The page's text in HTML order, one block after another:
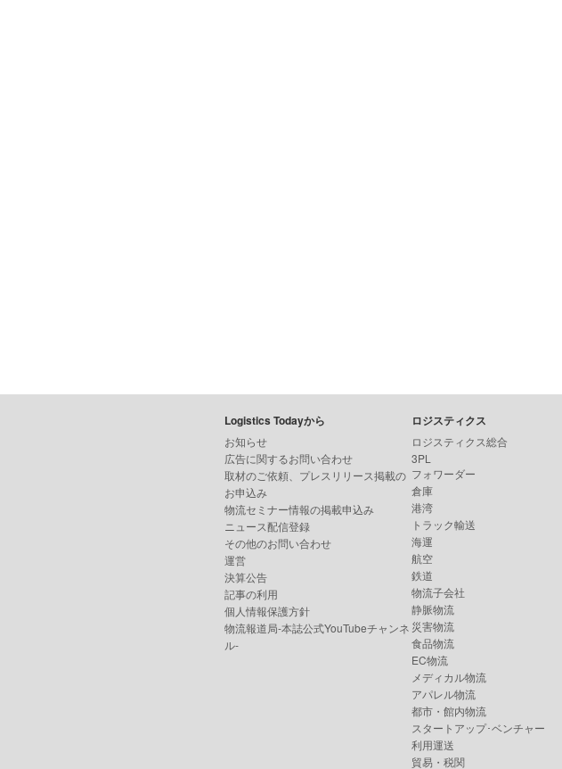
Logistics Todayから
お知らせ
広告に関するお問い合わせ
取材のご依頼、プレスリリース掲載の
お申込み
物流セミナー情報の掲載申込み
ニュース配信登録
その他のお問い合わせ
運営
決算公告
記事の利用
個人情報保護方針
物流報道局-本誌公式YouTubeチャンネ
ル-
ロジスティクス
ロジスティクス総合
3PL
フォワーダー
倉庫
港湾
トラック輸送
海運
航空
鉄道
物流子会社
静脈物流
災害物流
食品物流
EC物流
メディカル物流
アパレル物流
都市・館内物流
スタートアップ･ベンチャー
利用運送
貿易・税関